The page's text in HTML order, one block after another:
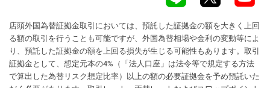
店頭外国為替証拠金取引においては、預託した証拠金の額を大きく上回
る額の取引を行うことも可能ですが、外国為替相場や金利の変動等によ
り、預託した証拠金の額を上回る損失が生じる可能性もあります。取引
証拠金として、想定元本の4%（「法人口座」は法令等で規定する方法
で算出した為替リスク想定比率）以上の額の必要証拠金を予め預託いた